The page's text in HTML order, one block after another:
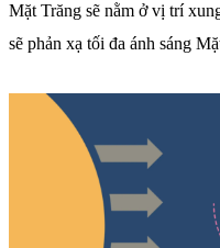
Mặt Trăng sẽ nằm ở vị trí
sẽ phản xạ tối đa ánh sáng